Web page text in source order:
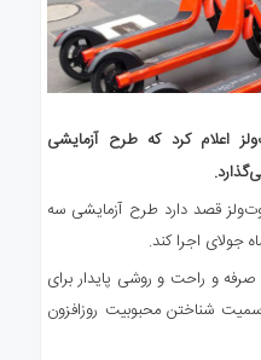
اعلام کرد که طرح آزمایشی
قصد دارد طرح آزمایشی سه
جولای اجرا کند.
و راحت و روشی پایدار برای
شناختن محبوبیت روزافزون